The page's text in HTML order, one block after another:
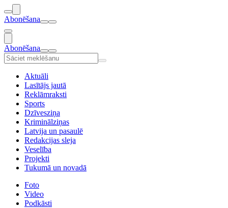
Abonēšana
Abonēšana
Aktuāli
Lasītājs jautā
Reklāmraksti
Sports
Dzīvesziņa
Kriminālziņas
Latvija un pasaulē
Redakcijas sleja
Veselība
Projekti
Tukumā un novadā
Foto
Video
Podkāsti